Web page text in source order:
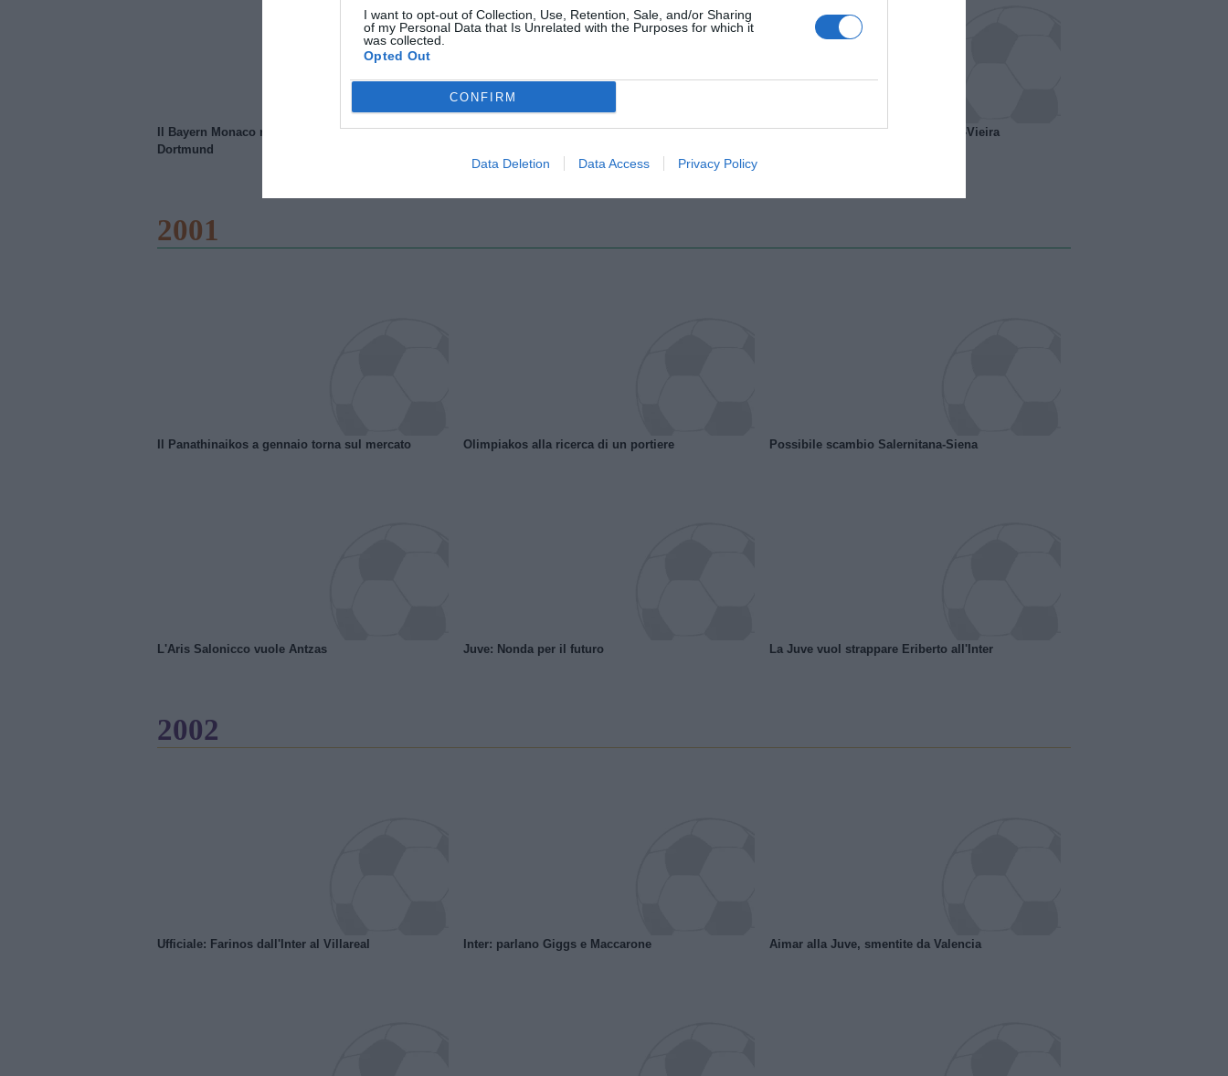
I want to opt-out of Collection, Use, Retention, Sale, and/or Sharing
of my Personal Data that Is Unrelated with the Purposes for which it
was collected.
Opted Out
CONFIRM
Data Deletion Data Access Privacy Policy
Il Bayern Monaco ridimensiona il Borussia
Dortmund
Wiltord vuole giocare A gennaio ipotesi scambio Davids-Vieira
2001
Il Panathinaikos a gennaio torna sul mercato Olimpiakos alla ricerca di un portiere Possibile scambio Salernitana-Siena
L'Aris Salonicco vuole Antzas Juve: Nonda per il futuro La Juve vuol strappare Eriberto all'Inter
2002
Ufficiale: Farinos dall'Inter al Villareal Inter: parlano Giggs e Maccarone Aimar alla Juve, smentite da Valencia